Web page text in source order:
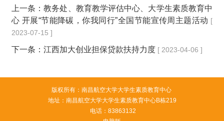
上一条：教务处、教育教学评估中心、大学生素质教育中
心 开展“节能降碳，你我同行”全国节能宣传周主题活动 [
2023-07-15 ]
下一条： 江西加大创业担保贷款扶持力度 [ 2023-04-06 ]
版权所有：南昌航空大学大学生素质教育中心
地址：南昌航空大学大学生素质教育中心B栋219
电话：83863132